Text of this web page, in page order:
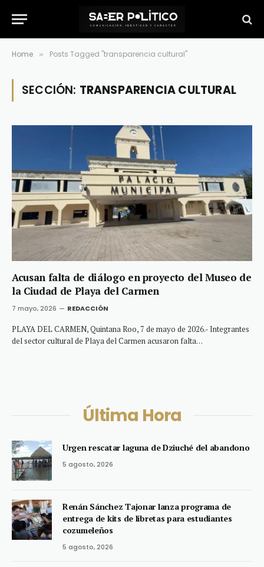
Home » Posts Tagged "transparencia cultural"
SECCIÓN: TRANSPARENCIA CULTURAL
Acusan falta de diálogo en proyecto del Museo de
la Ciudad de Playa del Carmen
7 mayo, 2026 REDACCIÓN
PLAYA DEL CARMEN, Quintana Roo, 7 de mayo de 2026.- Integrantes
del sector cultural de Playa del Carmen acusaron falta…
Última Hora
Urgen rescatar laguna de Dziuché del abandono
5 agosto, 2026
Renán Sánchez Tajonar lanza programa de
entrega de kits de libretas para estudiantes
cozumeleños
5 agosto, 2026